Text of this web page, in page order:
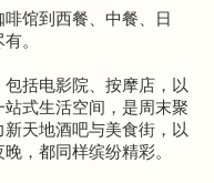
馆到西餐、中餐、日
。
括电影院、按摩店，以
式生活空间，是周末聚
天地酒吧与美食街，以
，都同样缤纷精彩。